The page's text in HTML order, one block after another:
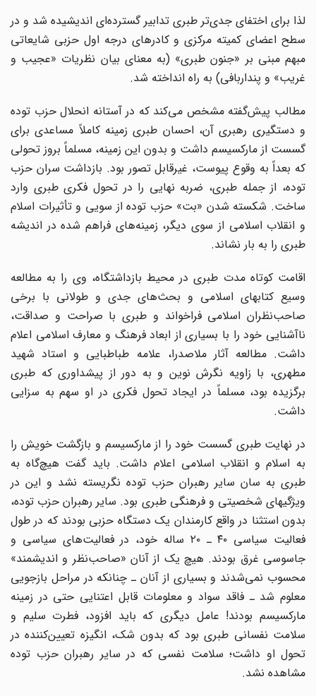
لذا برای اختفای جدی‌تر طبری تدابیر گسترده‌ای اندیشیده شد و در
سطح اعضای کمیته مرکزی و کادرهای درجه اول حزبی شایعاتی
مبهم مبنی بر «جنون طبری» (به معنای بیان نظریات «عجیب و
غریب» و پندار‌بافی) به راه انداخته شد.
مطالب پیش‌گفته مشخص می‌کند که در آستانه انحلال حزب توده
و دستگیری رهبری آن، احسان طبری زمینه کاملاً ‌مساعدی برای
گسست از مارکسیسم داشت و بدون این زمینه، مسلماً بروز تحولی
که بعداً به وقوع پیوست، غیرقابل تصور بود. بازداشت سران حزب
توده، از جمله طبری، ضربه نهایی را در تحول فکری طبری وارد
ساخت. شکسته شدن «بت» حزب توده از سویی و تأثیرات اسلام
و انقلاب اسلامی از سوی دیگر، زمینه‌های فراهم شده در اندیشه
طبری را به بار نشاند.
اقامت کوتاه مدت طبری در محیط بازداشتگاه، وی را به مطالعه
وسیع کتابهای اسلامی و بحث‌های جدی و طولانی با برخی
صاحب‌نظران اسلامی فراخواند و طبری با صراحت و صداقت،
نا‌آشنایی خود را با بسیاری از ابعاد فرهنگ و معارف اسلامی اعلام
داشت. مطالعه آثار ملاصدرا، علامه طباطبایی و استاد شهید
مطهری، با زاویه نگرش نوین و به دور از پیشداوری که طبری
برگزیده بود، مسلماً در ایجاد تحول فکری در او سهم به سزایی
داشت.
در نهایت طبری گسست خود را از مارکسیسم و بازگشت خویش را
به اسلام و انقلاب اسلامی اعلام داشت. باید گفت هیچ‌گاه به
طبری به سان سایر رهبران حزب توده نگریسته نشد و این در
ویژگیهای شخصیتی و فرهنگی طبری بود. سایر رهبران حزب توده،
بدون استثنا در واقع کارمندان یک دستگاه حزبی بودند که در طول
فعالیت سیاسی ۴۰ ـ ۲۰ ساله خود، در فعالیت‌های سیاسی و
جاسوسی غرق بودند. هیچ یک از آنان «صاحب‌نظر و اندیشمند»
محسوب نمی‌شدند و بسیاری از آنان ـ چنانکه در مراحل بازجویی
معلوم شد ـ فاقد سواد و معلومات قابل اعتنایی حتی در زمینه
مارکسیسم بودند! عامل دیگری که باید افزود، فطرت سلیم و
سلامت نفسانی طبری بود که بدون شک، انگیزه تعیین‌کننده در
تحول او داشت؛ سلامت نفسی که در سایر رهبران حزب توده
مشاهده نشد.